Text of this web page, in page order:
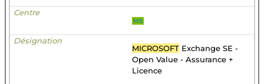
MS
MICROSOFT Exchange SE -
Open Value - Assurance +
Licence